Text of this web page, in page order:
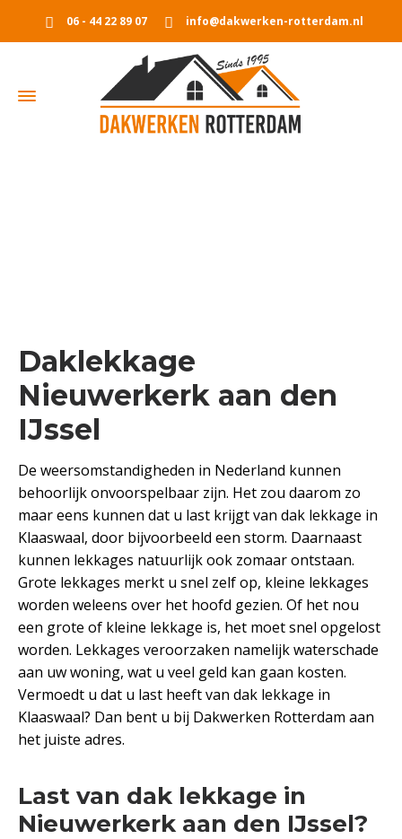
06 - 44 22 89 07 info@dakwerken-rotterdam.nl
Daklekkage
Nieuwerkerk aan den
IJssel
De weersomstandigheden in Nederland kunnen
behoorlijk onvoorspelbaar zijn. Het zou daarom zo
maar eens kunnen dat u last krijgt van dak lekkage in
Klaaswaal, door bijvoorbeeld een storm. Daarnaast
kunnen lekkages natuurlijk ook zomaar ontstaan.
Grote lekkages merkt u snel zelf op, kleine lekkages
worden weleens over het hoofd gezien. Of het nou
een grote of kleine lekkage is, het moet snel opgelost
worden. Lekkages veroorzaken namelijk waterschade
aan uw woning, wat u veel geld kan gaan kosten.
Vermoedt u dat u last heeft van dak lekkage in
Klaaswaal? Dan bent u bij Dakwerken Rotterdam aan
het juiste adres.
Last van dak lekkage in
Nieuwerkerk aan den IJssel?